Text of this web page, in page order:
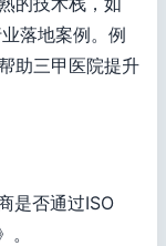
落地案例。例
助三甲医院提升
是否通过ISO